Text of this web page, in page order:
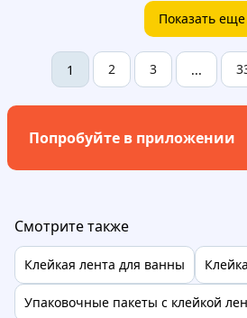
Показать еще
1 2 3 ...
Попробуйте в приложении
Смотрите также
Клейкая лента для ванны
Упаковочные пакеты с клейкой